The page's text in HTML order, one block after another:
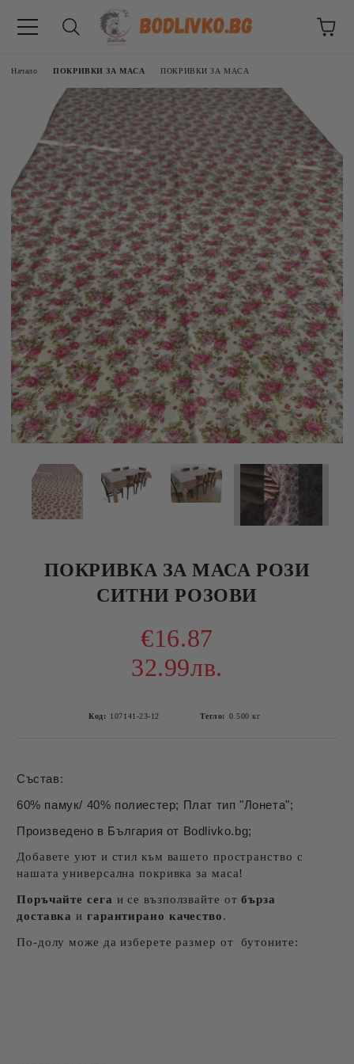
Начало ПОКРИВКИ ЗА МАСА ПОКРИВКИ ЗА МАСА
ПОКРИВКА ЗА МАСА РОЗИ
СИТНИ РОЗОВИ
€16.87
32.99лв.
Код: 107141-23-12 Тегло: 0.500 кг
Състав:
60% памук/ 40% полиестер; Плат тип "Лонета";
Произведено в България от Bodlivko.bg;
Добавете уют и стил към вашето пространство с
нашата универсална покривка за маса!
Поръчайте сега и се възползвайте отбърза
доставка и гарантирано качество.
По-долу може да изберете размер от бутоните: